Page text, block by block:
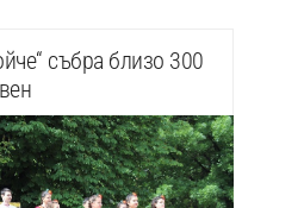
събра близо 300